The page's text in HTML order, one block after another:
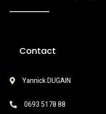
Contact
Yannick DUGAIN
0693 5178 88